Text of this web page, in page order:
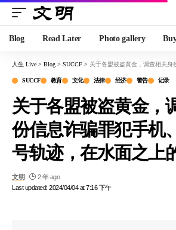
Blog Read Later Photo gallery
人生 Live > Blog > SUCCF > 关于各盟被盗黄金，调查相关身份信息诈骗罪犯手
SUCCF 教育 文化 法律 经济 警告 记录
关于各盟被盗黄金，
份信息诈骗罪犯手机
号轨迹，在水面之上
Last updated: 2024/04/04 at 7:16 下午
文明 2 年 ago